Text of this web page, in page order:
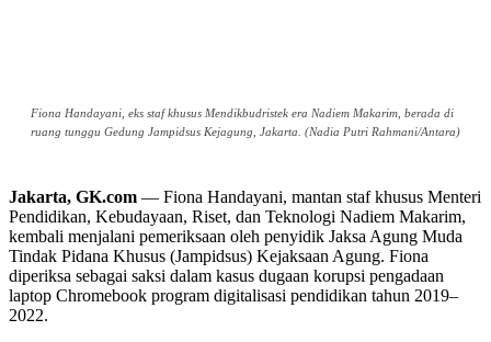
Fiona Handayani, eks staf khusus Mendikbudristek era Nadiem Makarim, berada di
ruang tunggu Gedung Jampidsus Kejagung, Jakarta. (Nadia Putri Rahmani/Antara)
Jakarta, GK.com — Fiona Handayani, mantan staf khusus Menteri
Pendidikan, Kebudayaan, Riset, dan Teknologi Nadiem Makarim,
kembali menjalani pemeriksaan oleh penyidik Jaksa Agung Muda
Tindak Pidana Khusus (Jampidsus) Kejaksaan Agung. Fiona
diperiksa sebagai saksi dalam kasus dugaan korupsi pengadaan
laptop Chromebook program digitalisasi pendidikan tahun 2019–
2022.